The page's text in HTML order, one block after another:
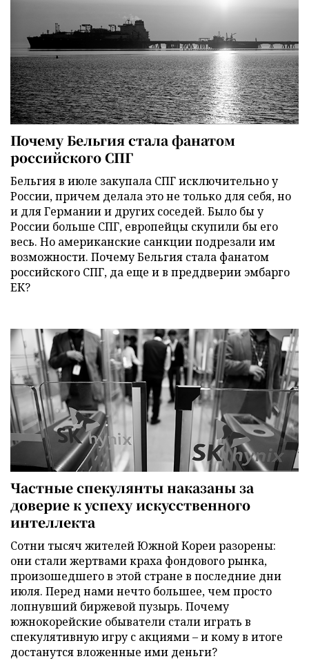
Почему Бельгия стала фанатом
российского СПГ
Бельгия в июле закупала СПГ исключительно у
России, причем делала это не только для себя, но
и для Германии и других соседей. Было бы у
России больше СПГ, европейцы скупили бы его
весь. Но американские санкции подрезали им
возможности. Почему Бельгия стала фанатом
российского СПГ, да еще и в преддверии эмбарго
ЕК?
Частные спекулянты наказаны за
доверие к успеху искусственного
интеллекта
Сотни тысяч жителей Южной Кореи разорены:
они стали жертвами краха фондового рынка,
произошедшего в этой стране в последние дни
июля. Перед нами нечто большее, чем просто
лопнувший биржевой пузырь. Почему
южнокорейские обыватели стали играть в
спекулятивную игру с акциями – и кому в итоге
достанутся вложенные ими деньги?